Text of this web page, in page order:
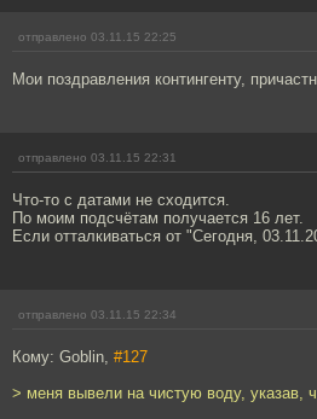
отправлено 03.11.15 22:25
Мои поздравления контингенту,
отправлено 03.11.15 22:31
Что-то с датами не сходится.
По моим подсчётам получается 16 лет.
Если отталкиваться от "Сегодня,
отправлено 03.11.15 22:34
Кому: Goblin, #127
> меня вывели на чистую воду, указав,